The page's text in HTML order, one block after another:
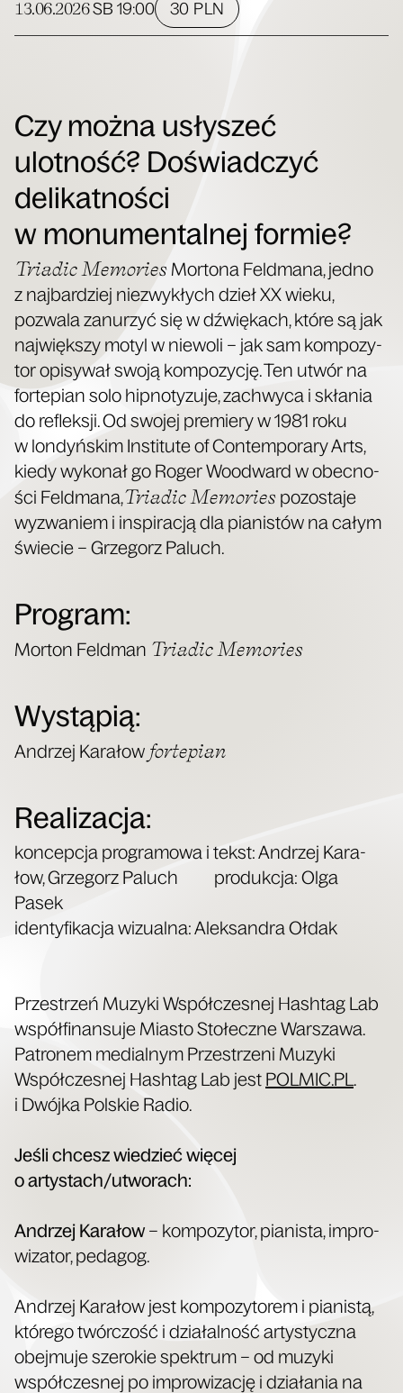
13.06.2026SB 19:00 30 PLN
Czy można usłyszeć
ulotność? Doświadczyć
delikatności
w monumentalnej formie?
Tria­dic Memo­ries Mor­to­na Feld­ma­na, jed­no
z naj­bar­dziej nie­zwy­kłych dzieł XX wie­ku,
pozwa­la zanu­rzyć się w dźwię­kach, któ­re są jak
naj­więk­szy motyl w nie­wo­li – jak sam kom­po­zy­
tor opi­sy­wał swo­ją kom­po­zy­cję. Ten utwór na
for­te­pian solo hip­no­ty­zu­je, zachwy­ca i skła­nia
do reflek­sji. Od swo­jej pre­mie­ry w 1981 roku
w lon­dyń­skim Insti­tu­te of Con­tem­po­ra­ry Arts,
kie­dy wyko­nał go Roger Woodward w obec­no­
ści Feld­ma­na,Tria­dic Memo­ries pozo­sta­je
wyzwa­niem i inspi­ra­cją dla pia­ni­stów na całym
świe­cie – Grze­gorz Paluch.
Program:
Mor­ton Feld­man Tria­dic Memories
Wystąpią:
Andrzej Kara­łow for­te­pian
Realizacja:
kon­cep­cja pro­gra­mo­wa i tekst: Andrzej Kara­
łow, Grze­gorz Paluch pro­duk­cja: Olga
Pasek
iden­ty­fi­ka­cja wizu­al­na: Alek­san­dra Ołdak
Prze­strzeń Muzy­ki Współ­cze­snej Hash­tag Lab
współ­fi­nan­su­je Mia­sto Sto­łecz­ne War­sza­wa.
Patro­nem medial­nym Prze­strze­ni Muzy­ki
Współ­cze­snej Hash­tag Lab jest POLMIC​.PL.
i Dwój­ka Pol­skie Radio.
Jeśli chcesz wie­dzieć wię­cej
o artystach/utworach:
Andrzej Kara­łow – kom­po­zy­tor, pia­ni­sta, impro­
wi­za­tor, pedagog.
Andrzej Kara­łow jest kom­po­zy­to­rem i pia­ni­stą,
któ­re­go twór­czość i dzia­łal­ność arty­stycz­na
obej­mu­je sze­ro­kie spek­trum – od muzy­ki
współ­cze­snej po impro­wi­za­cję i dzia­ła­nia na